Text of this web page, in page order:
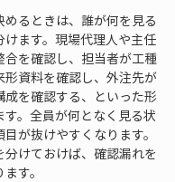
めるときは、誰が何を見る
けます。現場代理人や主任
合を確認し、担当者が工種
形資料を確認し、外注先が
を確認する、といった形
す。全員が何となく見る状
が抜けやすくなります。
分けておけば、確認漏れを
す。